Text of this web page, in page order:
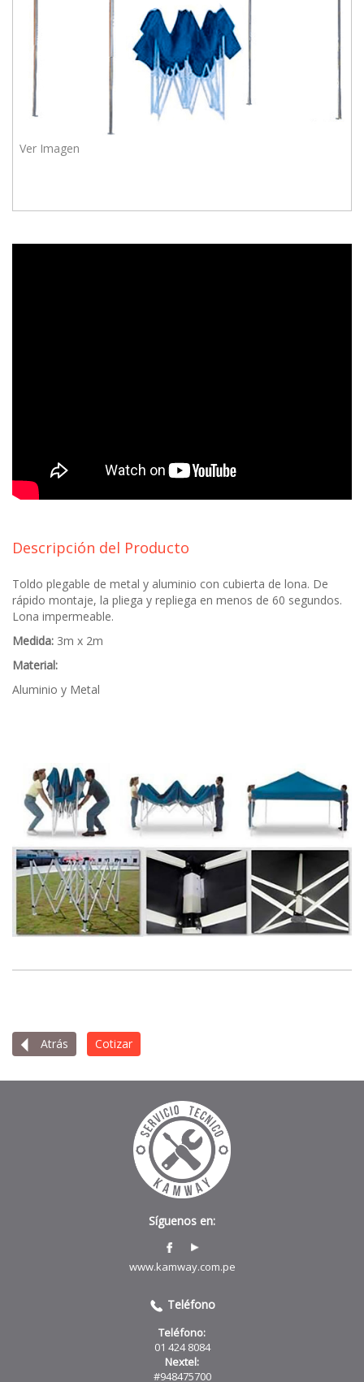
Ver Imagen
Descripción del Producto
Toldo plegable de metal y aluminio con cubierta de lona. De
rápido montaje, la pliega y repliega en menos de 60 segundos.
Lona impermeable.
Medida: 3m x 2m
Material:
Aluminio y Metal
Atrás Cotizar
Síguenos en:
www.kamway.com.pe
Teléfono
Teléfono:
01 424 8084
Nextel:
#948475700